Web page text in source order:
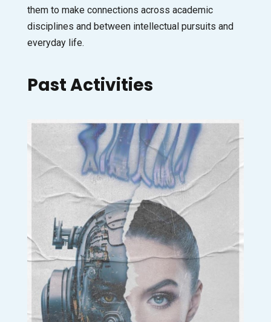
them to make connections across academic
disciplines and between intellectual pursuits and
everyday life.
Past Activities